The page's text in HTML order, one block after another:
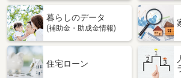
暮らしのデータ
(補助金・助成金情報)
住宅ローン